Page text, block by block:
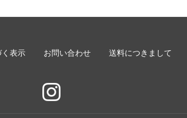
く表示 お問い合わせ 送料につきまして